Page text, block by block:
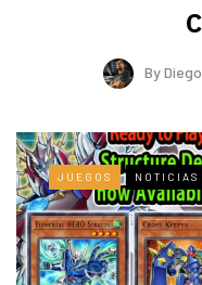
By
JUEGOS NOTICIAS